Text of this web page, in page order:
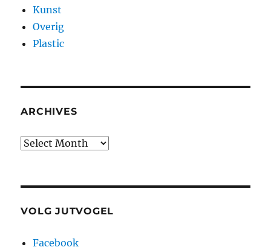
Kunst
Overig
Plastic
ARCHIVES
Archives
VOLG JUTVOGEL
Facebook